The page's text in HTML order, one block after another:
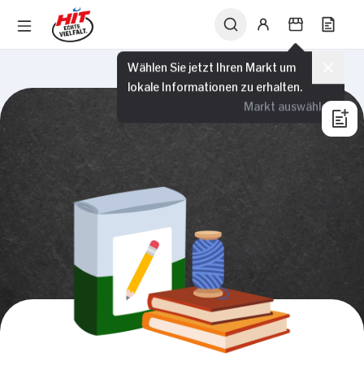
Wählen Sie jetzt Ihren Markt um
lokale Informationen zu erhalten.
Markt auswählen